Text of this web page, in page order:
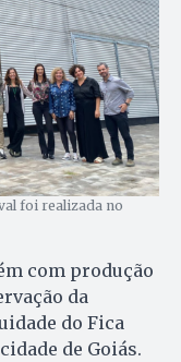
foi realizada no
com produção
da
do Fica
de Goiás.